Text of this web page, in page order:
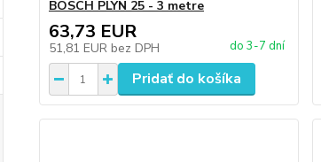
BOSCH PLYN 25 - 3 metre
63,73 EUR
51,81 EUR bez DPH do 3-7 dní
Pridať do košíka